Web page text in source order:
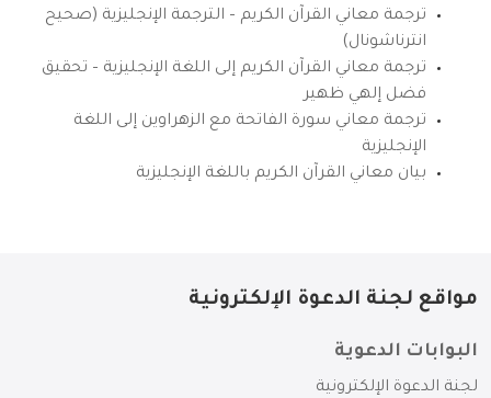
ترجمة معاني القرآن الكريم – الترجمة الإنجليزية (صحيح
انترناشونال)
ترجمة معاني القرآن الكريم إلى اللغة الإنجليزية – تحقيق
فضل إلهي ظهير
ترجمة معاني سورة الفاتحة مع الزهراوين إلى اللغة
الإنجليزية
بيان معاني القرآن الكريم باللغة الإنجليزية
مواقع لجنة الدعوة الإلكترونية
البوابات الدعوية
لجنة الدعوة الإلكترونية